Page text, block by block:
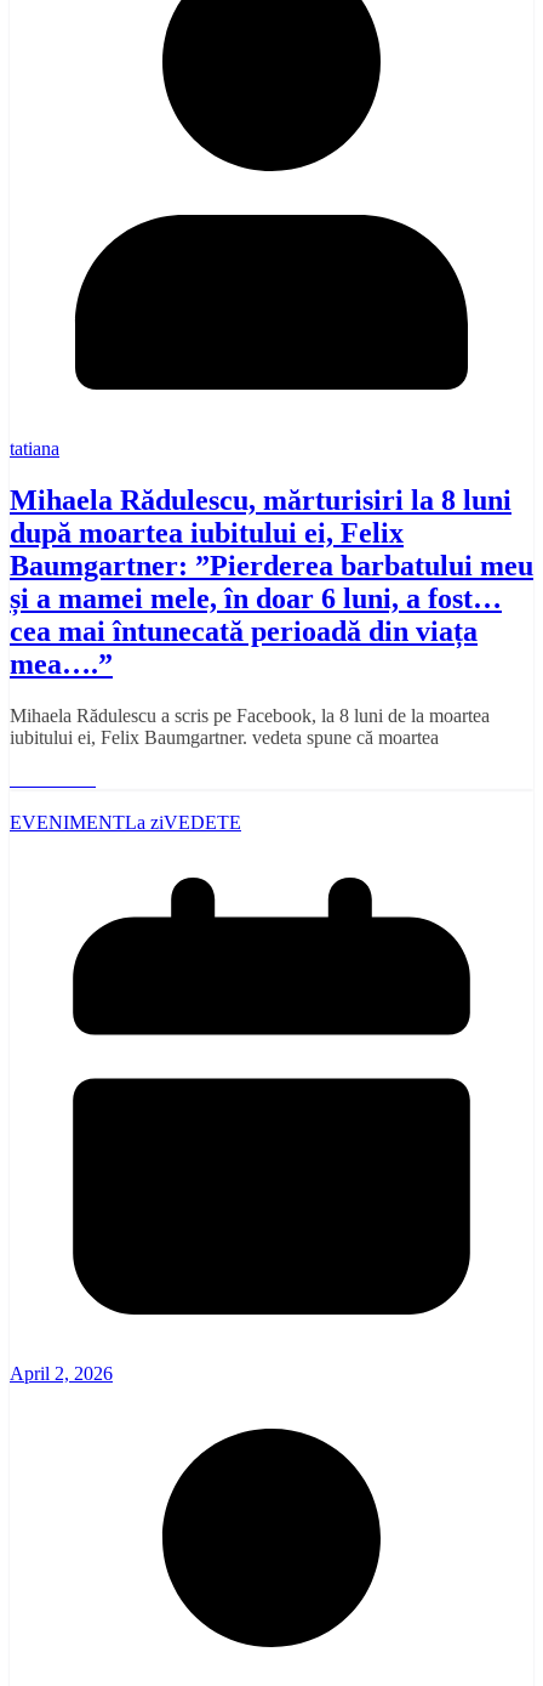
tatiana
Mihaela Rădulescu, mărturisiri la 8 luni
după moartea iubitului ei, Felix
Baumgartner: ”Pierderea barbatului meu
și a mamei mele, în doar 6 luni, a fost…
cea mai întunecată perioadă din viața
mea….”
Mihaela Rădulescu a scris pe Facebook, la 8 luni de la moartea
iubitului ei, Felix Baumgartner. vedeta spune că moartea
EVENIMENTLa ziVEDETE
April 2, 2026